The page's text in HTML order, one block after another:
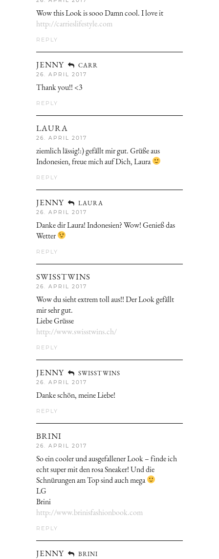
Wow this Look is sooo Damn cool. I love it
http://carrieslifestyle.com
REPLY
JENNY CARR
26. APRIL 2017
Thank you!! <3
REPLY
LAURA
26. APRIL 2017
ziemlich lässig!:) gefällt mir gut. Grüße aus
Indonesien, freue mich auf Dich, Laura
REPLY
JENNY LAURA
26. APRIL 2017
Danke dir Laura! Indonesien? Wow! Genieß das
Wetter
REPLY
SWISSTWINS
26. APRIL 2017
Wow du sieht extrem toll aus!! Der Look gefällt
mir sehr gut.
Liebe Grüsse
http://www.swisstwins.ch/
REPLY
JENNY SWISSTWINS
26. APRIL 2017
Danke schön, meine Liebe!
REPLY
BRINI
26. APRIL 2017
So ein cooler und ausgefallener Look – finde ich
echt super mit den rosa Sneaker! Und die
Schnürungen am Top sind auch mega
LG
Brini
http://www.brinisfashionbook.com
REPLY
JENNY BRINI